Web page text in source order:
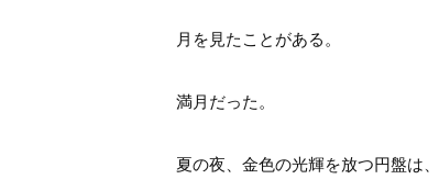
月を見たことがある。
満月だった。
夏の夜、金色の光輝を放つ円盤は、